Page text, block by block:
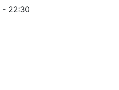
- 22:30